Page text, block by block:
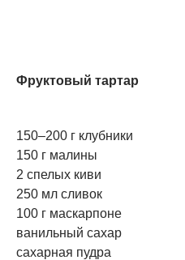
Фруктовый тартар
150–200 г клубники
150 г малины
2 спелых киви
250 мл сливок
100 г маскарпоне
ванильный сахар
сахарная пудра